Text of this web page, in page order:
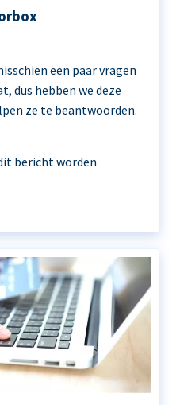
een paar vragen
dus hebben we deze
ze te beantwoorden.
bericht worden